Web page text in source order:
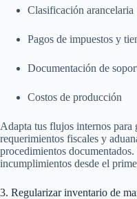
Clasificación arancelaria
Pagos de impuestos y
Documentación de
Costos de producción
Adapta tus flujos internos para
requerimientos fiscales y
procedimientos
incumplimientos desde el
3. Regularizar inventario de